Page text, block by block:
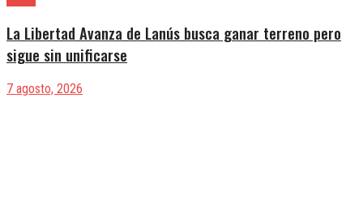
La Libertad Avanza de Lanús busca ganar terreno pero
sigue sin unificarse
7 agosto, 2026